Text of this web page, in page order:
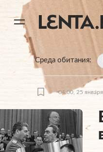
Среда обитания
04:00, 25